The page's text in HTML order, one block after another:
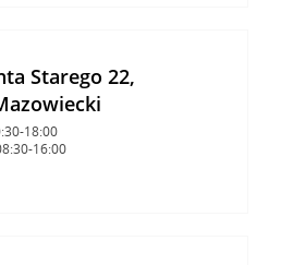
Starego 22,
18:00
16:00